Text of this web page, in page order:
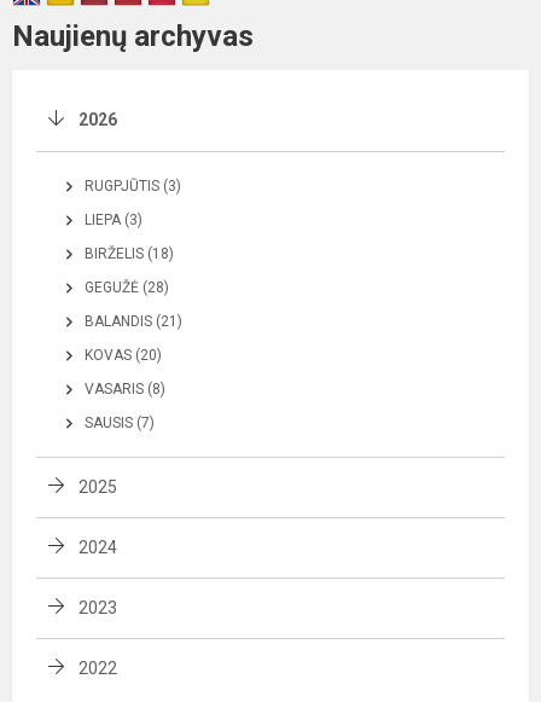
Naujienų archyvas
2026
RUGPJŪTIS (3)
LIEPA (3)
BIRŽELIS (18)
GEGUŽĖ (28)
BALANDIS (21)
KOVAS (20)
VASARIS (8)
SAUSIS (7)
2025
2024
2023
2022